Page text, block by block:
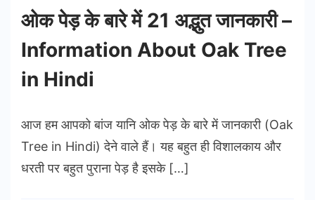
ओक पेड़ के बारे में 21 अद्भुत जानकारी –
Information About Oak Tree
in Hindi
आज हम आपको बांज यानि ओक पेड़ के बारे में जानकारी (Oak
Tree in Hindi) देने वाले हैं। यह बहुत ही विशालकाय और
धरती पर बहुत पुराना पेड़ है इसके […]